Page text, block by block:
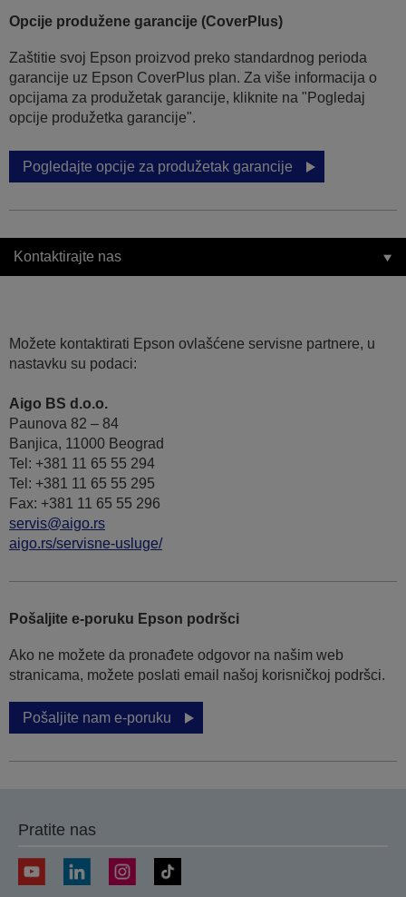
Opcije produžene garancije (CoverPlus)
Zaštitie svoj Epson proizvod preko standardnog perioda
garancije uz Epson CoverPlus plan. Za više informacija o
opcijama za produžetak garancije, kliknite na "Pogledaj
opcije produžetka garancije".
Pogledajte opcije za produžetak garancije
Kontaktirajte nas
Možete kontaktirati Epson ovlašćene servisne partnere, u
nastavku su podaci:
Aigo BS d.o.o.
Paunova 82 – 84
Banjica, 11000 Beograd
Tel: +381 11 65 55 294
Tel: +381 11 65 55 295
Fax: +381 11 65 55 296
servis@aigo.rs
aigo.rs/servisne-usluge/
Pošaljite e-poruku Epson podršci
Ako ne možete da pronađete odgovor na našim web
stranicama, možete poslati email našoj korisničkoj podršci.
Pošaljite nam e-poruku
Pratite nas